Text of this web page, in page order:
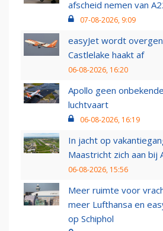
afscheid nemen van
07-08-2026, 9:09
easyJet wordt
Castlelake haakt af
06-08-2026, 16:20
Apollo geen
luchtvaart
06-08-2026, 16:19
In jacht op
Maastricht zich aan bij
06-08-2026, 15:56
Meer ruimte voor
meer Lufthansa en
op Schiphol